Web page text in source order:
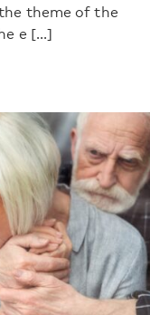
theme of the
e [...]